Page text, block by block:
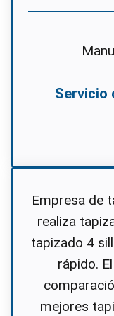
Servicio
Empresa de
realiza
tapizado 4
rápido.
mejores